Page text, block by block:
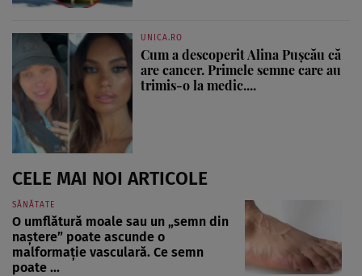
UNICA.RO
Cum a descoperit Alina Pușcău că
are cancer. Primele semne care au
trimis-o la medic....
CELE MAI NOI ARTICOLE
SĂNĂTATE
O umflătură moale sau un „semn din
naștere” poate ascunde o
malformație vasculară. Ce semn
poate ...